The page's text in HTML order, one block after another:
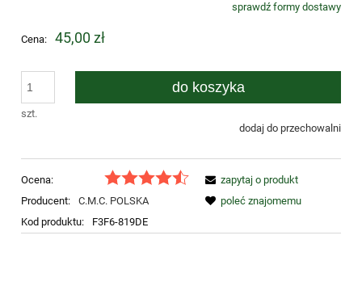
Cena nie zawiera ewentualnych kosztów płatnościsprawdź formy dostawy
Cena: 45,00 zł
szt.
do koszyka
dodaj do przechowalni
Ocena:
Producent:
C.M.C. POLSKA
Kod produktu:
F3F6-819DE
zapytaj o produkt
poleć znajomemu